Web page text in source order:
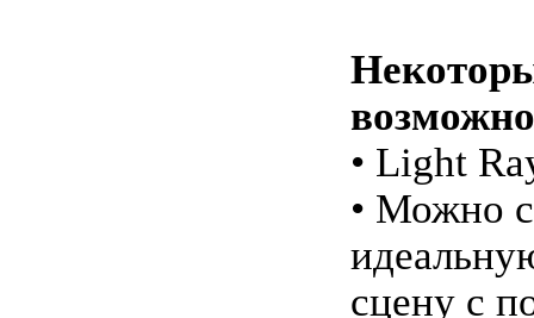
• Light
• Можно
сцену с